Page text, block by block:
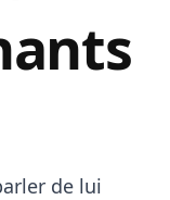
de lui